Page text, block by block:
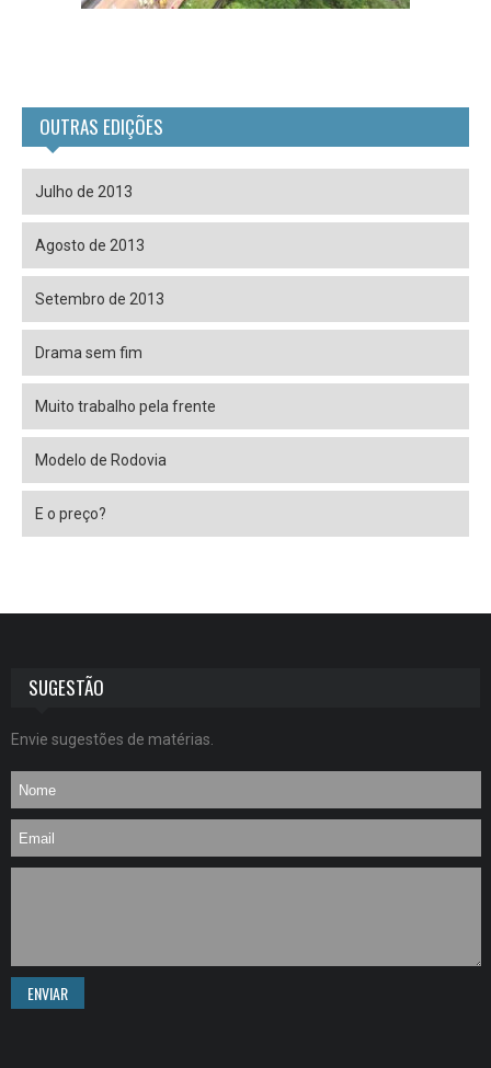
OUTRAS EDIÇÕES
Julho de 2013
Agosto de 2013
Setembro de 2013
Drama sem fim
Muito trabalho pela frente
Modelo de Rodovia
E o preço?
SUGESTÃO
Envie sugestões de matérias.
ENVIAR